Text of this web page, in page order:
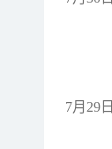
7月29日